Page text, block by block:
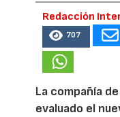
Redacción
707
La compañía
evaluado el